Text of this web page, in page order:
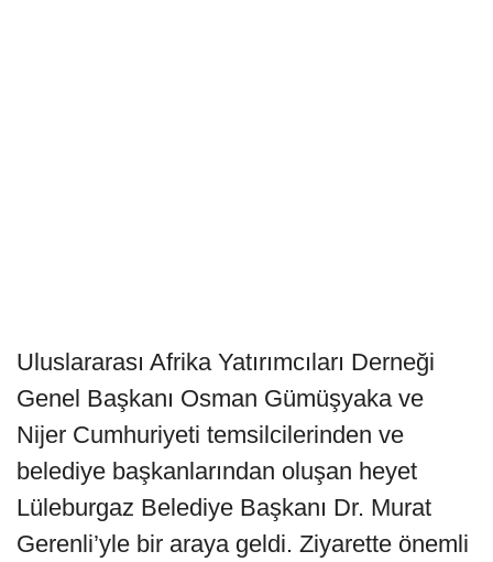
Uluslararası Afrika Yatırımcıları Derneği
Genel Başkanı Osman Gümüşyaka ve
Nijer Cumhuriyeti temsilcilerinden ve
belediye başkanlarından oluşan heyet
Lüleburgaz Belediye Başkanı Dr. Murat
Gerenli’yle bir araya geldi. Ziyarette önemli